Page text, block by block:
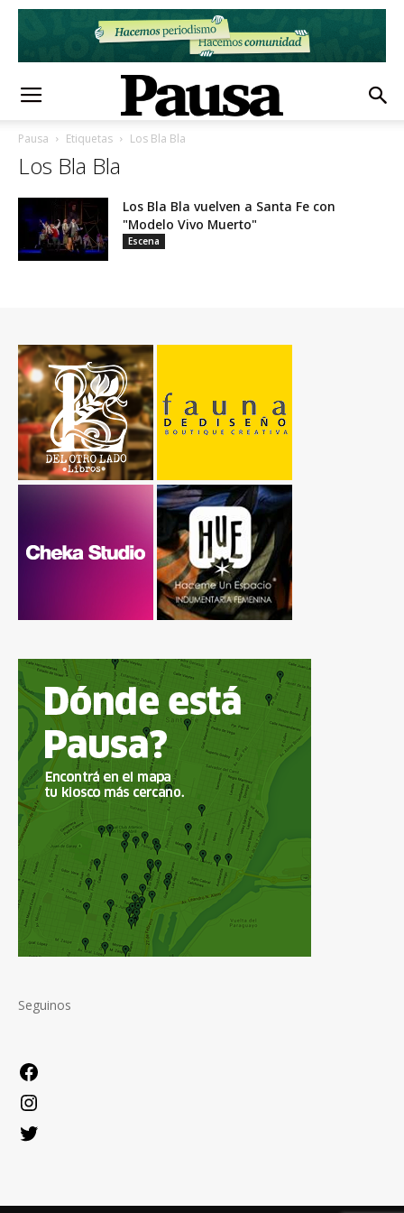
Pausa Etiquetas Los Bla Bla
Los Bla Bla
Los Bla Bla vuelven a Santa Fe con
"Modelo Vivo Muerto"
Escena
Seguinos